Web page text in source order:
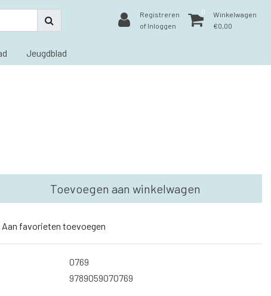
Registreren
of Inloggen
0
Winkelwagen
€0,00
Jeugdblad
Toevoegen aan winkelwagen
Aan favorieten toevoegen
0769
9789059070769